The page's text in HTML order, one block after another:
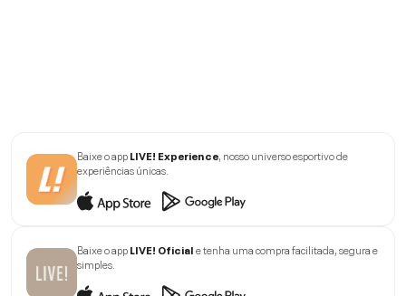
Baixe o appLIVE! Experience, nosso universo esportivo de
experiências únicas.
Baixe o appLIVE! Oficiale tenha uma compra facilitada, segura e
simples.